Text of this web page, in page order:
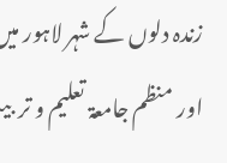
زندہ دلوں کے شہر لاہور
اور منظم جامعۃ تعلیم و